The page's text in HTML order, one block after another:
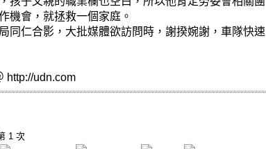
機會，就拯救一個家庭。
同仁合影，大批媒體欲訪問時，謝揆婉謝，車隊快速
http://udn.com
1 次